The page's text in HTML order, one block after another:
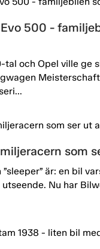
500 -
och Opel ville ge
som
är: en bil
utseende. Nu har